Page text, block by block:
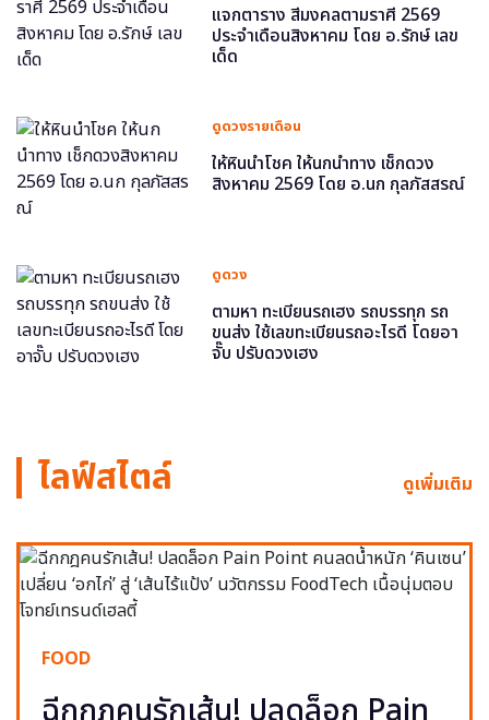
แจกตาราง สีมงคลตามราศี 2569
ประจำเดือนสิงหาคม โดย อ.รักษ์ เลข
เด็ด
ดูดวงรายเดือน
ให้หินนำโชค ให้นกนำทาง เช็กดวง
สิงหาคม 2569 โดย อ.นก กุลภัสสรณ์
ดูดวง
ตามหา ทะเบียนรถเฮง รถบรรทุก รถ
ขนส่ง ใช้เลขทะเบียนรถอะไรดี โดยอา
จั๊บ ปรับดวงเฮง
ไลฟ์สไตล์ ดูเพิ่มเติม
FOOD